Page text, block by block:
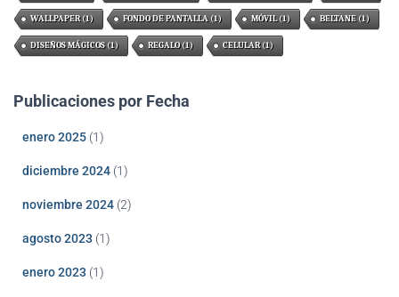
WALLPAPER(1) FONDO DE PANTALLA (1) MÓVIL(1) BELTANE(1)
DISEÑOS MÁGICOS(1) REGALO(1) CELULAR(1)
Publicaciones por Fecha
enero 2025 (1)
diciembre 2024 (1)
noviembre 2024 (2)
agosto 2023 (1)
enero 2023 (1)